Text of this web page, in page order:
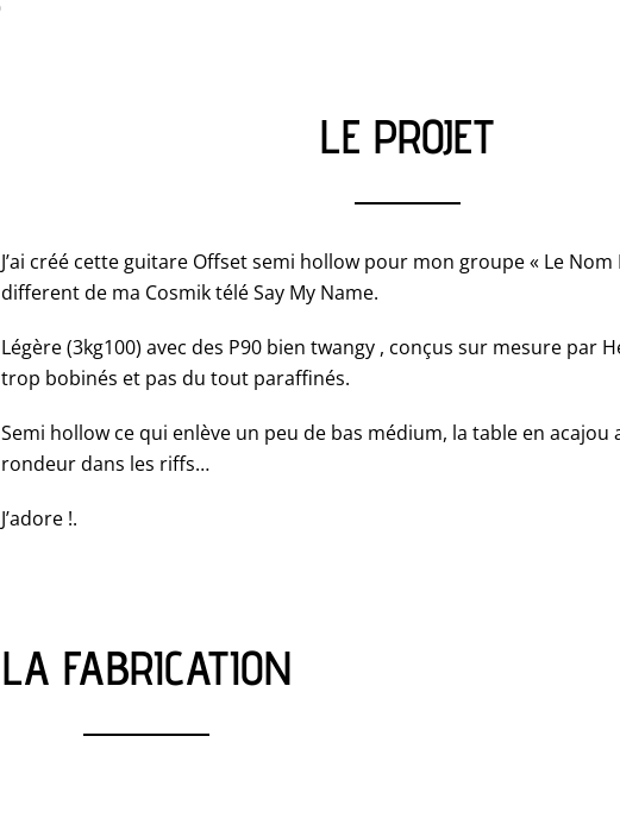
LE PROJET
J’ai créé cette guitare Offset semi hollow pour mon groupe « Le
different de ma Cosmik télé Say My Name.
Légère (3kg100) avec des P90 bien twangy , conçus sur mesure par
trop bobinés et pas du tout paraffinés.
Semi hollow ce qui enlève un peu de bas médium, la table en
rondeur dans les riffs…
J’adore !.
LA FABRICATION